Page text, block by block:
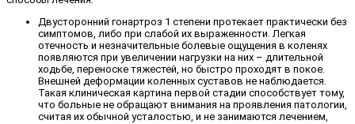
Двусторонний гонартроз 1 степени протекает практически без
симптомов, либо при слабой их выраженности. Легкая
отечность и незначительные болевые ощущения в коленях
появляются при увеличении нагрузки на них – длительной
ходьбе, переноске тяжестей, но быстро проходят в покое.
Внешней деформации коленных суставов не наблюдается.
Такая клиническая картина первой стадии способствует тому,
что больные не обращают внимания на проявления патологии,
считая их обычной усталостью, и не занимаются лечением,